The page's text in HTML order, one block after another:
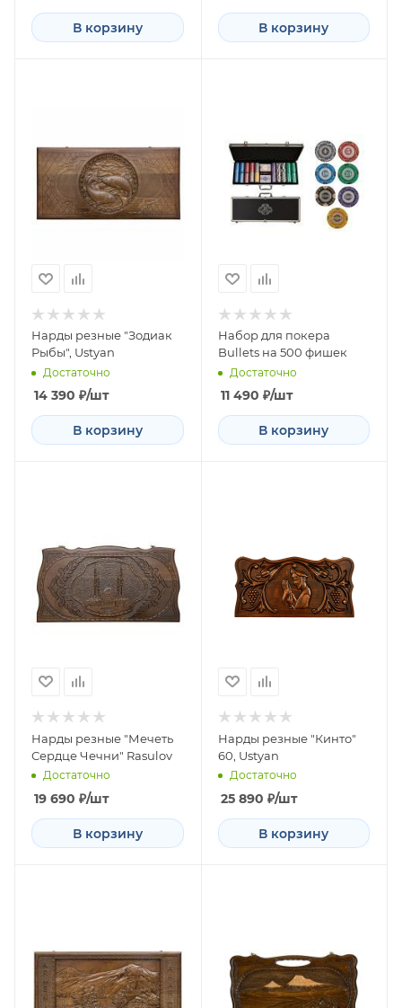
В корзину В корзину
Нарды резные "Зодиак
Рыбы", Ustyan
Достаточно
14 390 ₽/шт
В корзину
Набор для покера
Bullets на 500 фишек
Достаточно
11 490 ₽/шт
В корзину
Нарды резные "Мечеть
Сердце Чечни" Rasulov
Достаточно
19 690 ₽/шт
В корзину
Нарды резные "Кинто"
60, Ustyan
Достаточно
25 890 ₽/шт
В корзину